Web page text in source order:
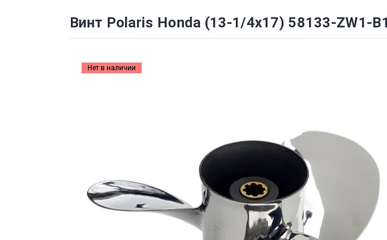
Винт Polaris Honda (13-1/4x17) 58133-ZW1-
Нет в наличии